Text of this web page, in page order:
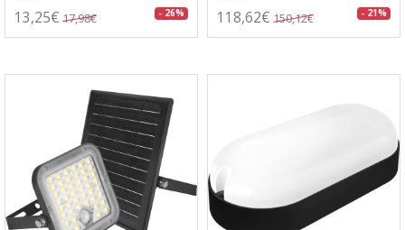
13,25€ 17,98€ - 26% 118,62€ 150,12€ - 21%